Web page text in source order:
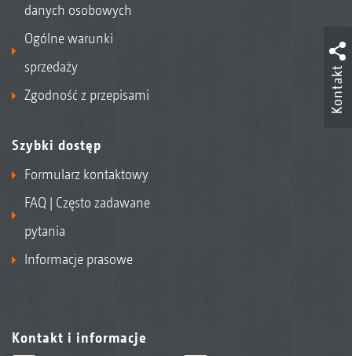
danych osobowych
Ogólne warunki
sprzedaży
Zgodność z przepisami
Szybki dostęp
Formularz kontaktowy
FAQ | Często zadawane
pytania
Informacje prasowe
Kontakt i informacje
Kontakt